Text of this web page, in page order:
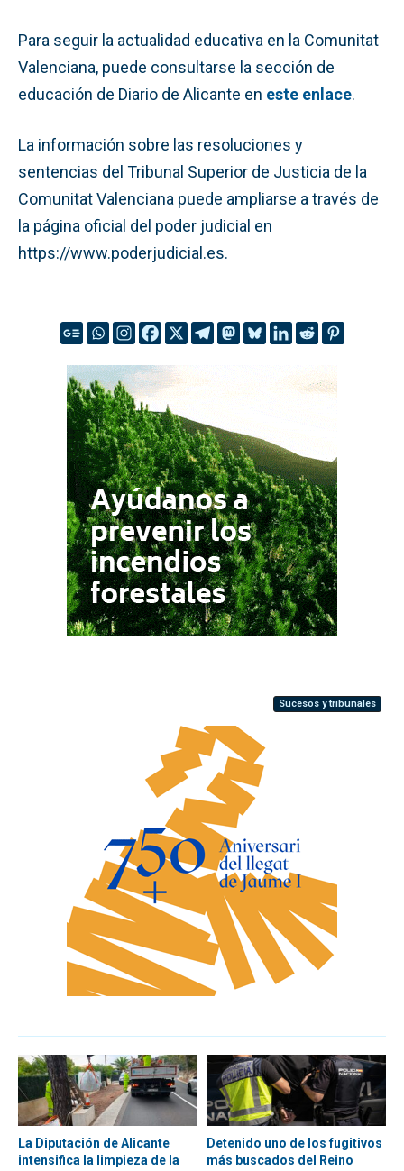
Para seguir la actualidad educativa en la Comunitat
Valenciana, puede consultarse la sección de
educación de Diario de Alicante en este enlace.
La información sobre las resoluciones y
sentencias del Tribunal Superior de Justicia de la
Comunitat Valenciana puede ampliarse a través de
la página oficial del poder judicial en
https://www.poderjudicial.es.
Sucesos y tribunales
La Diputación de Alicante
intensifica la limpieza de la
Detenido uno de los fugitivos
más buscados del Reino